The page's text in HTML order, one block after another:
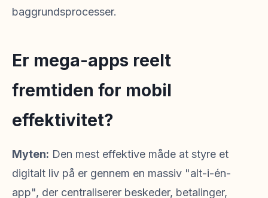
baggrundsprocesser.
Er mega-apps reelt
fremtiden for mobil
effektivitet?
Myten: Den mest effektive måde at styre et
digitalt liv på er gennem en massiv "alt-i-én-
app", der centraliserer beskeder, betalinger,